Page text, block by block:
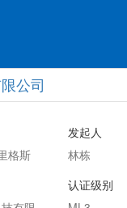
公司
格斯
发起人
林栋
认证级别